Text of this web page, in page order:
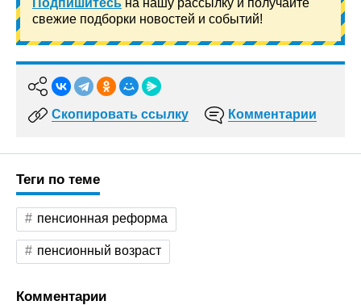
Подпишитесь на нашу рассылку и получайте
свежие подборки новостей и событий!
Скопировать ссылку Комментарии
Теги по теме
пенсионная реформа
пенсионный возраст
Комментарии